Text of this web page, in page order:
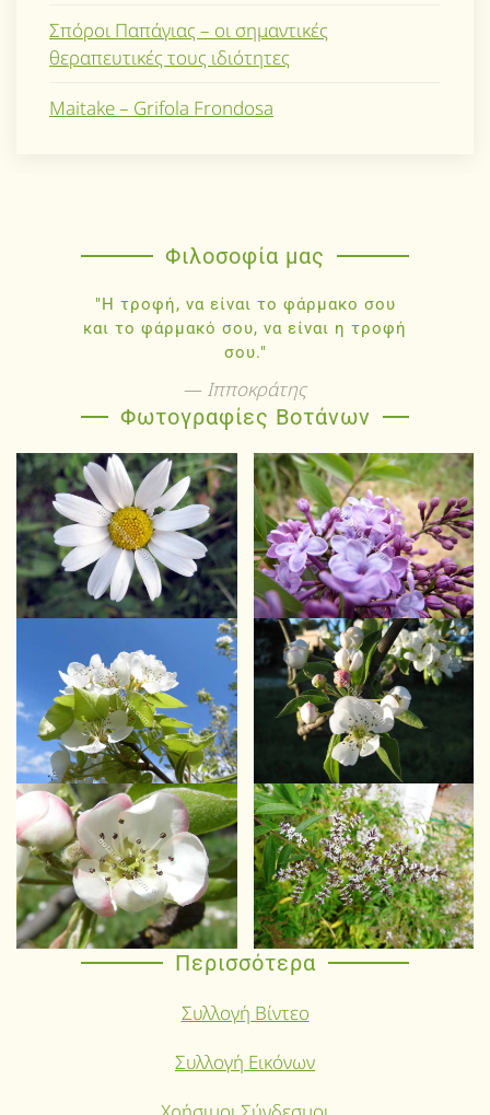
Σπόροι Παπάγιας – οι σημαντικές
θεραπευτικές τους ιδιότητες
Maitake – Grifola Frondosa
Φιλοσοφία μας
"Η τροφή, να είναι το φάρμακο σου
και το φάρμακό σου, να είναι η τροφή
σου."
Ιπποκράτης
Φωτογραφίες Βοτάνων
Περισσότερα
Συλλογή Βίντεο
Συλλογή Εικόνων